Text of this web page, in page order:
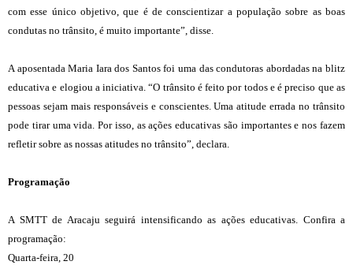
com esse único objetivo, que é de conscientizar a população sobre as boas
condutas no trânsito, é muito importante”, disse.
A aposentada Maria Iara dos Santos foi uma das condutoras abordadas na blitz
educativa e elogiou a iniciativa. “O trânsito é feito por todos e é preciso que as
pessoas sejam mais responsáveis e conscientes. Uma atitude errada no trânsito
pode tirar uma vida. Por isso, as ações educativas são importantes e nos fazem
refletir sobre as nossas atitudes no trânsito”, declara.
Programação
A SMTT de Aracaju seguirá intensificando as ações educativas. Confira a
programação:
Quarta-feira, 20